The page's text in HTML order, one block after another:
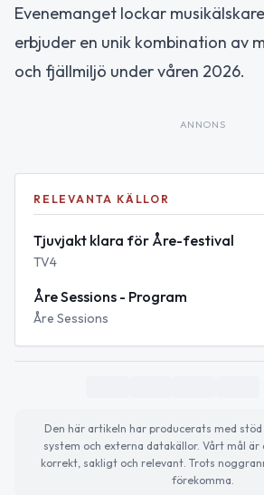
Evenemanget lockar
erbjuder en unik kombination av
och fjällmiljö under våren 2026.
ANNONS
RELEVANTA KÄLLOR
Tjuvjakt klara för Åre-festival
TV4
Åre Sessions - Program
Åre Sessions
Den här artikeln har producerats med
system och externa datakällor. Vårt mål
korrekt, sakligt och relevant. Trots
förekomma.